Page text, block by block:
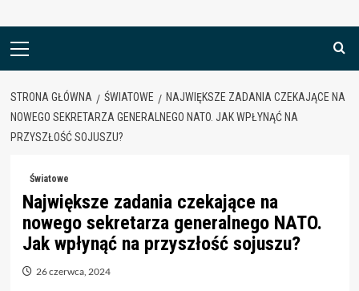
Menu
STRONA GŁÓWNA ŚWIATOWE
NAJWIĘKSZE ZADANIA CZEKAJĄCE NA
NOWEGO SEKRETARZA GENERALNEGO NATO. JAK WPŁYNĄĆ NA
PRZYSZŁOŚĆ SOJUSZU?
Światowe
Największe zadania czekające na
nowego sekretarza generalnego NATO.
Jak wpłynąć na przyszłość sojuszu?
26 czerwca, 2024